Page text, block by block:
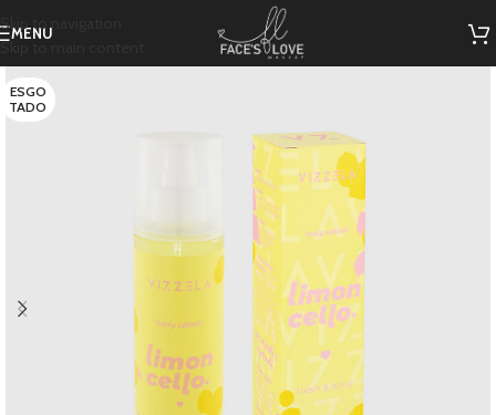
Skip to navigation
Skip to main content
MENU
ESGO
TADO